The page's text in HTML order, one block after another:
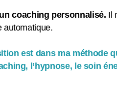
coaching personnalisé. Il
automatique.
est dans ma méthode
l’hypnose, le soin